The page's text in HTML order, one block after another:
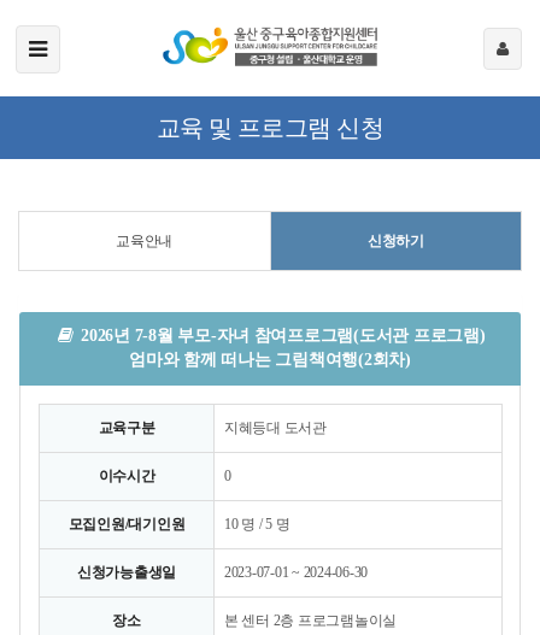
교육 및 프로그램 신청
교육안내 신청하기
2026년 7-8월 부모-자녀 참여프로그램(도서관 프로그램)
엄마와 함께 떠나는 그림책여행(2회차)
교육구분 지혜등대 도서관
이수시간 0
모집인원/대기인원 10 명 / 5 명
신청가능출생일 2023-07-01 ~ 2024-06-30
장소 본 센터 2층 프로그램놀이실